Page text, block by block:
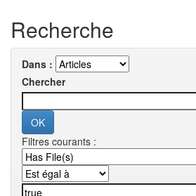
Recherche
Dans :
Chercher
Filtres courants :